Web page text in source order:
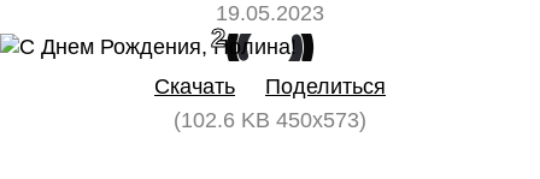
19.05.2023
2
Скачать
Поделиться
(102.6 KB 450x573)